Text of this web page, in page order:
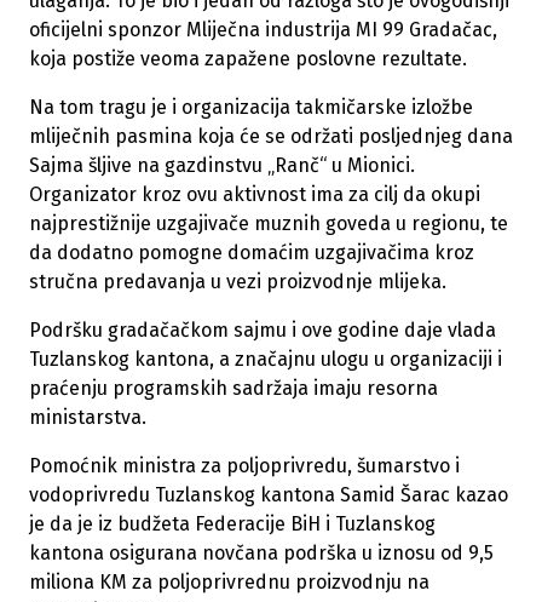
oficijelni sponzor Mliječna industrija MI 99 Gradačac,
koja postiže veoma zapažene poslovne rezultate.
Na tom tragu je i organizacija takmičarske izložbe
mliječnih pasmina koja će se održati posljednjeg dana
Sajma šljive na gazdinstvu „Ranč“ u Mionici.
Organizator kroz ovu aktivnost ima za cilj da okupi
najprestižnije uzgajivače muznih goveda u regionu, te
da dodatno pomogne domaćim uzgajivačima kroz
stručna predavanja u vezi proizvodnje mlijeka.
Podršku gradačačkom sajmu i ove godine daje vlada
Tuzlanskog kantona, a značajnu ulogu u organizaciji i
praćenju programskih sadržaja imaju resorna
ministarstva.
Pomoćnik ministra za poljoprivredu, šumarstvo i
vodoprivredu Tuzlanskog kantona Samid Šarac kazao
je da je iz budžeta Federacije BiH i Tuzlanskog
kantona osigurana novčana podrška u iznosu od 9,5
miliona KM za poljoprivrednu proizvodnju na